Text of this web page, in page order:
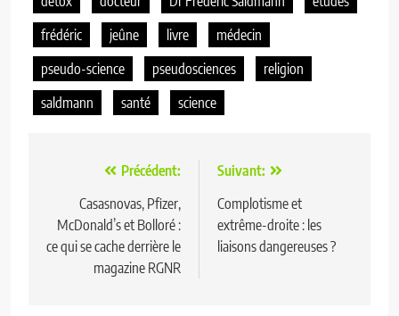
frédéric
jeûne livre
médecin
pseudo-science
pseudosciences
religion
saldmann
santé science
Navigation
l’article
Précédent:
Casasnovas, Pfizer,
McDonald’s et Bolloré :
ce qui se cache derrière le
magazine RGNR
Suivant:
Complotisme et
extrême-droite : les
liaisons dangereuses ?